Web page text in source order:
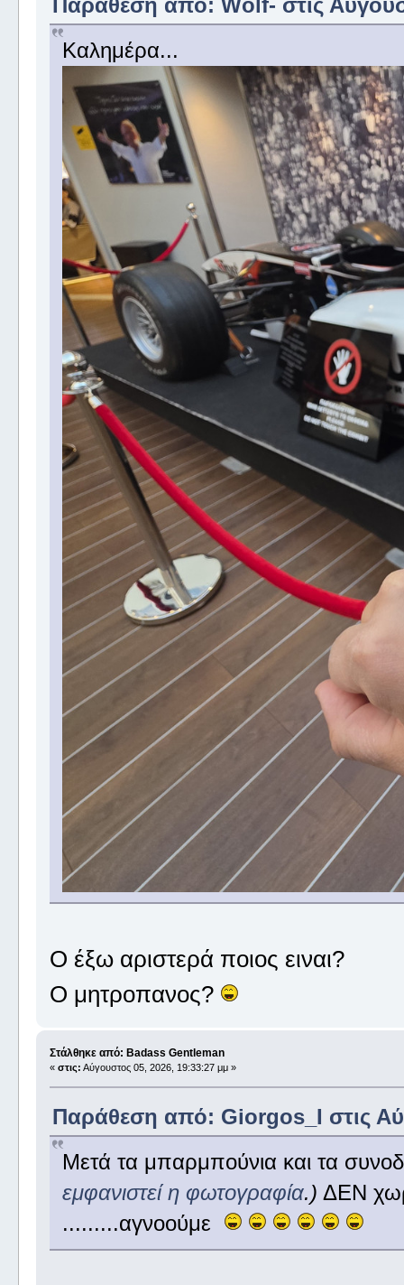
Καλημέρα...
Ο έξω αριστερά ποιος ειναι?
Ο μητροπανος?
Στάλθηκε από: Badass Gentleman
« στις: Αύγουστος 05, 2026, 19:33:27 μμ »
Παράθεση από: Giorgos_I στις
Μετά τα μπαρμπούνια και τα
εμφανιστεί η φωτογραφία.) ΔΕΝ
.........αγνοούμε